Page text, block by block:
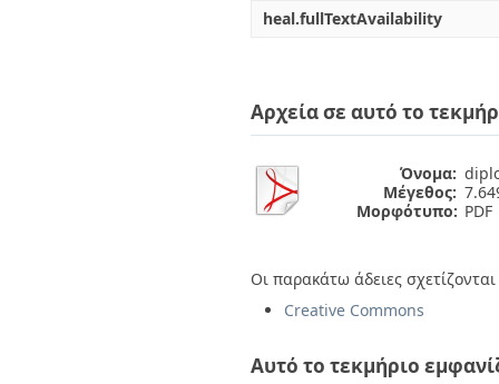
heal.fullTextAvailability
Αρχεία σε αυτό το
Όνομα:
Μέγεθος:
Μορφότυπο: PDF
Οι παρακάτω άδειες
Creative Commons
Αυτό το τεκμήριο